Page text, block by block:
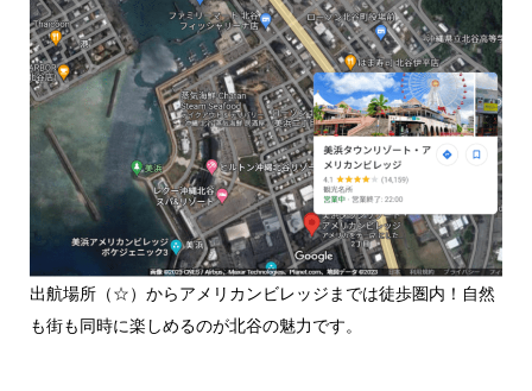
出航場所（☆）からアメリカンビレッジまでは徒歩圏内！自然
も街も同時に楽しめるのが北谷の魅力です。